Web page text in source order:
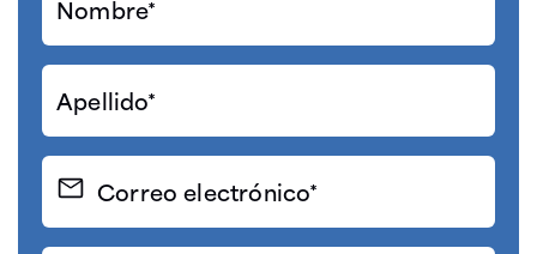
(Required)
Apellido*
(Required)
Correo
electrónico